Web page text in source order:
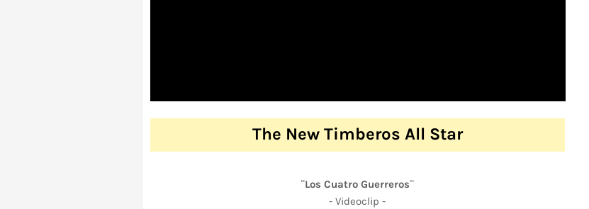
The New Timberos All Star
¨Los Cuatro Guerreros¨
- Videoclip -